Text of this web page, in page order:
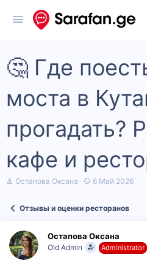
🤔 Где
моста в
прогадать?
кафе и
А
т
е
м
ы
Остапова Оксана
Д
а
ч
а
6 Май 2026
Отзывы и оценки ресторанов
Остапова Оксана
Old Admin Administrator